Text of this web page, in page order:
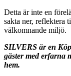
Detta är inte en
sakta ner, reflektera
välkomnande miljö.
SILVERS är en
gäster med erfarna
hem.